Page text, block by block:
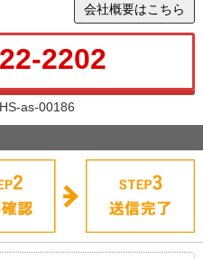
会社概要はこちら
2202
as-00186